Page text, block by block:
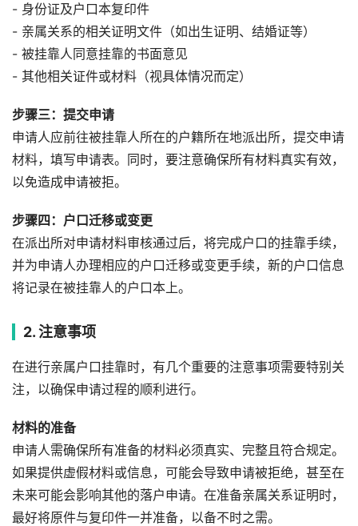
- 身份证及户口本复印件
- 亲属关系的相关证明文件（如出生证明、结婚证等）
- 被挂靠人同意挂靠的书面意见
- 其他相关证件或材料（视具体情况而定）
步骤三：提交申请
申请人应前往被挂靠人所在的户籍所在地派出所，提交申请
材料，填写申请表。同时，要注意确保所有材料真实有效，
以免造成申请被拒。
步骤四：户口迁移或变更
在派出所对申请材料审核通过后，将完成户口的挂靠手续，
并为申请人办理相应的户口迁移或变更手续，新的户口信息
将记录在被挂靠人的户口本上。
2. 注意事项
在进行亲属户口挂靠时，有几个重要的注意事项需要特别关
注，以确保申请过程的顺利进行。
材料的准备
申请人需确保所有准备的材料必须真实、完整且符合规定。
如果提供虚假材料或信息，可能会导致申请被拒绝，甚至在
未来可能会影响其他的落户申请。在准备亲属关系证明时，
最好将原件与复印件一并准备，以备不时之需。